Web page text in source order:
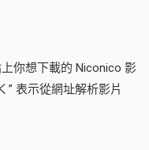
上你想下載的 Niconico 影
” 表示從網址解析影片